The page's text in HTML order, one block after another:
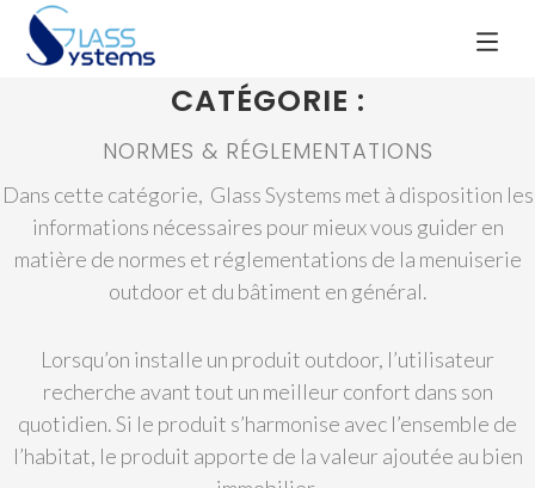
CATÉGORIE :
NORMES & RÉGLEMENTATIONS
Dans cette catégorie, Glass Systems met à disposition les
informations nécessaires pour mieux vous guider en
matière de normes et réglementations de la menuiserie
outdoor et du bâtiment en général.
Lorsqu’on installe un produit outdoor, l’utilisateur
recherche avant tout un meilleur confort dans son
quotidien. Si le produit s’harmonise avec l’ensemble de
l’habitat, le produit apporte de la valeur ajoutée au bien